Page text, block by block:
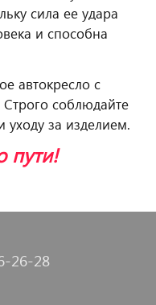
сила ее удара
и способна
автокресло с
соблюдайте
уходу за изделием.
пути!
26-28